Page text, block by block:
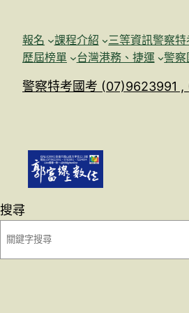
報名 課程介紹 三等資訊警察特
歷屆榜單
台灣港務、捷運 警察
警察特考國考 (07)9623991 ,
搜尋